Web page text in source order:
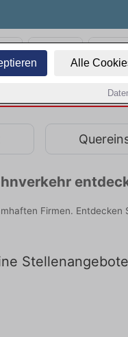
Alle
Firmen.